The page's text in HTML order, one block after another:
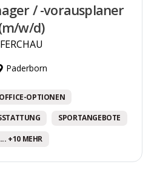
/ -vorausplaner
w/d)
FERCHAU
Paderborn
OPTIONEN
SPORTANGEBOTE
... +10 MEHR